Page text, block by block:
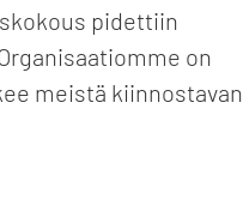
pidettiin
on
meistä kiinnostavan